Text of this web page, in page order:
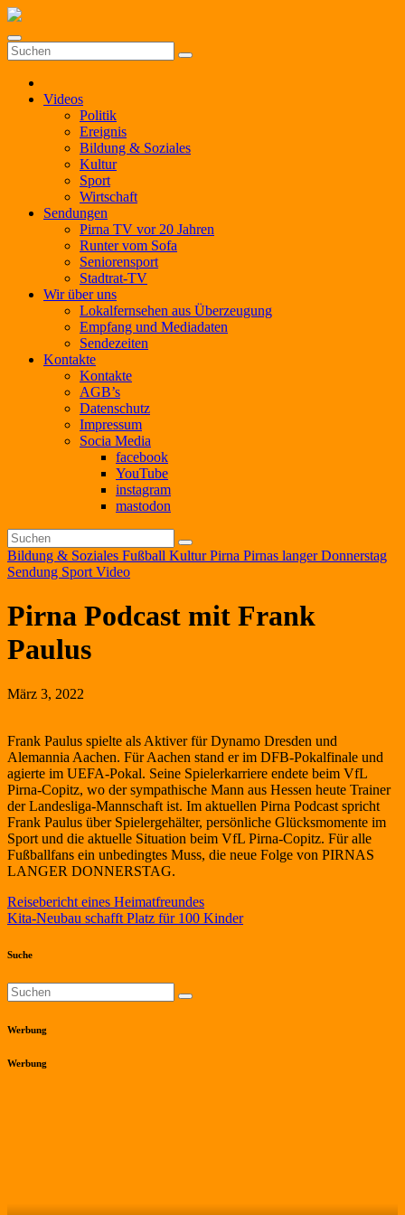
Zum
springen
Videos
Politik
Ereignis
Bildung & Soziales
Kultur
Sport
Wirtschaft
Sendungen
Pirna TV vor 20 Jahren
Runter vom Sofa
Seniorensport
Stadtrat-TV
Wir über uns
Lokalfernsehen aus Überzeugung
Empfang und Mediadaten
Sendezeiten
Kontakte
Kontakte
AGB’s
Datenschutz
Impressum
Socia Media
facebook
YouTube
instagram
mastodon
Bildung & Soziales Fußball KulturPirna Pirnas langer Donnerstag
Sendung Sport Video
Pirna Podcast mit Frank
Paulus
März 3, 2022
Frank Paulus spielte als Aktiver für Dynamo Dresden und
Alemannia Aachen. Für Aachen stand er im DFB-Pokalfinale und
agierte im UEFA-Pokal. Seine Spielerkarriere endete beim VfL
Pirna-Copitz, wo der sympathische Mann aus Hessen heute Trainer
der Landesliga-Mannschaft ist. Im aktuellen Pirna Podcast spricht
Frank Paulus über Spielergehälter, persönliche Glücksmomente im
Sport und die aktuelle Situation beim VfL Pirna-Copitz. Für alle
Fußballfans ein unbedingtes Muss, die neue Folge von PIRNAS
LANGER DONNERSTAG.
Beitragsnavigation
Reisebericht eines Heimatfreundes
Kita-Neubau schafft Platz für 100 Kinder
Suche
Werbung
Werbung